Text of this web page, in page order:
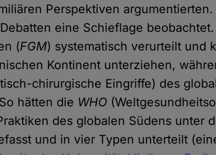
Perspektiven
eine Schieflage
(FGM) systematisch verurteilt und
Kontinent unterziehen,
chirurgische Eingriffe) des
hätten die WHO
des globalen Südens unter
und in vier Typen unterteilt